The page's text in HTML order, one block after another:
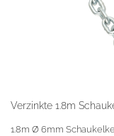
Verzinkte 1.8m
1.8m Ø 6mm